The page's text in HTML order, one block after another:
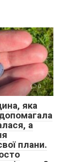
0
яка
а
плани.